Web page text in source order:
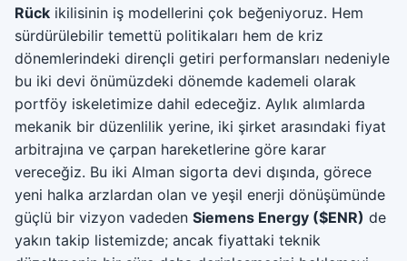
Rück ikilisinin iş modellerini çok beğeniyoruz. Hem
sürdürülebilir temettü politikaları hem de kriz
dönemlerindeki dirençli getiri performansları nedeniyle
bu iki devi önümüzdeki dönemde kademeli olarak
portföy iskeletimize dahil edeceğiz. Aylık alımlarda
mekanik bir düzenlilik yerine, iki şirket arasındaki fiyat
arbitrajına ve çarpan hareketlerine göre karar
vereceğiz. Bu iki Alman sigorta devi dışında, görece
yeni halka arzlardan olan ve yeşil enerji dönüşümünde
güçlü bir vizyon vadeden Siemens Energy ($ENR) de
yakın takip listemizde; ancak fiyattaki teknik